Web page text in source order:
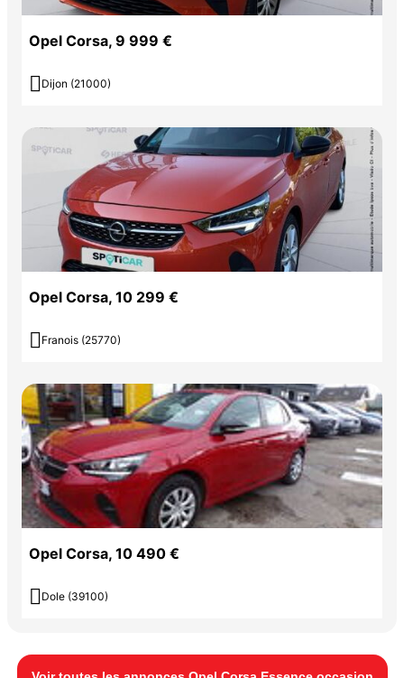
Opel Corsa, 9 999 €
 Dijon (21000)
Opel Corsa, 10 299 €
 Franois (25770)
Opel Corsa, 10 490 €
 Dole (39100)